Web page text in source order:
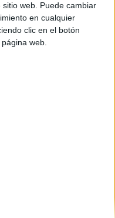
web. Puede cambiar
en cualquier
clic en el botón
web.
ganar el